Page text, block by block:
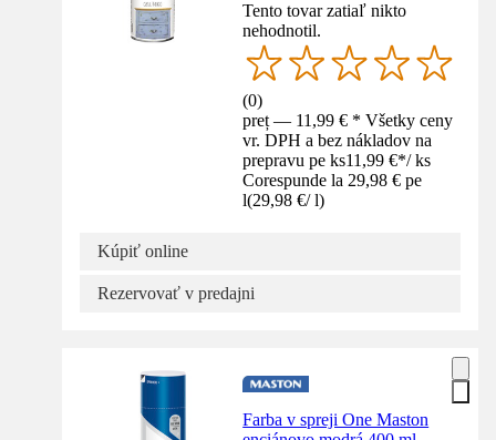
Tento tovar zatiaľ nikto
nehodnotil.
(0)
preț — 11,99 € * Všetky ceny
vr. DPH a bez nákladov na
prepravu pe ks11,99 €*/ ks
Corespunde la 29,98 € pe
l(29,98 €/ l)
Kúpiť online
Rezervovať v predajni
Farba v spreji One Maston